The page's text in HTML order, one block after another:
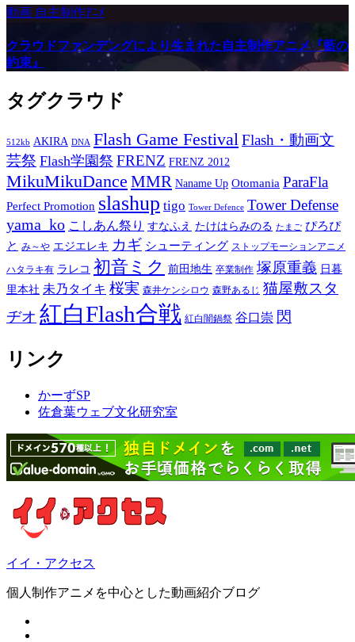
動画 自主制作ｱﾆﾒ
クラウドファンデングにより生まれた自主制作アニメ『藍の
約束』
タグクラウド
512kb AKIRA DNA Flash Game FestivalFlash・動画文
芸祭 Flash学園祭 FRENZ FRENZ 2012
MikuMikuDance MMR Naname Up Otomania ParaFla
Perfect Promotion slashup tigo Tower Defence Tower Defense
yama_ko こしあん祭り すなふえ たけはらみのる たまご ぴろぴ
と み～や エジエレキ カギ シューティング ストップモーションアニメ
ハタラキ有 ラレコ 初音ミク 前田地生 卒業制作 塚原重義 日暮
里本社 未乃タイキ 桜実 森井ケンシロウ 森野あるじ 猫屋敷スタ
ヂオ 紅白Flash合戦 紅白闇鍋祭 谷口崇 閃
リンク
かーずSP
佐倉葉ウェブ文化研究室
イイ・アクセス
個人制作アニメを中心とした動画紹介ブログ